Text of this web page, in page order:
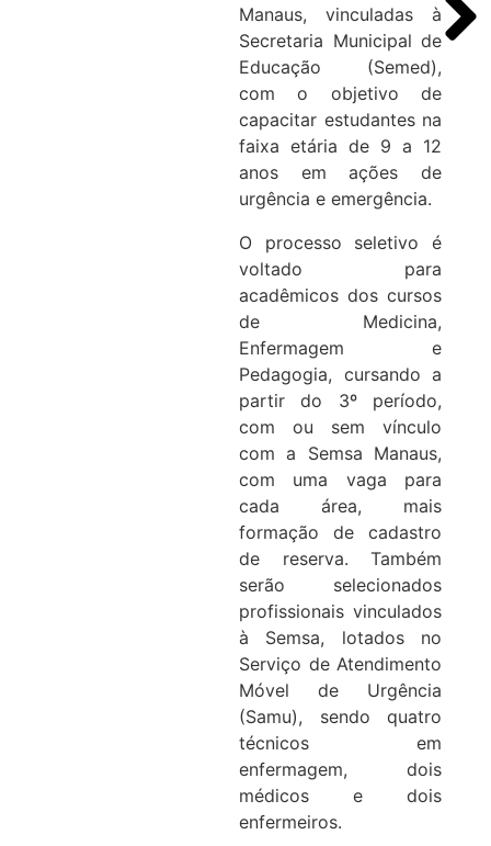
Manaus, vinculadas à
Secretaria Municipal de
Educação (Semed),
com o objetivo de
capacitar estudantes na
faixa etária de 9 a 12
anos em ações de
urgência e emergência.
O processo seletivo é
voltado para
acadêmicos dos cursos
de Medicina,
Enfermagem e
Pedagogia, cursando a
partir do 3º período,
com ou sem vínculo
com a Semsa Manaus,
com uma vaga para
cada área, mais
formação de cadastro
de reserva. Também
serão selecionados
profissionais vinculados
à Semsa, lotados no
Serviço de Atendimento
Móvel de Urgência
(Samu), sendo quatro
técnicos em
enfermagem, dois
médicos e dois
enfermeiros.